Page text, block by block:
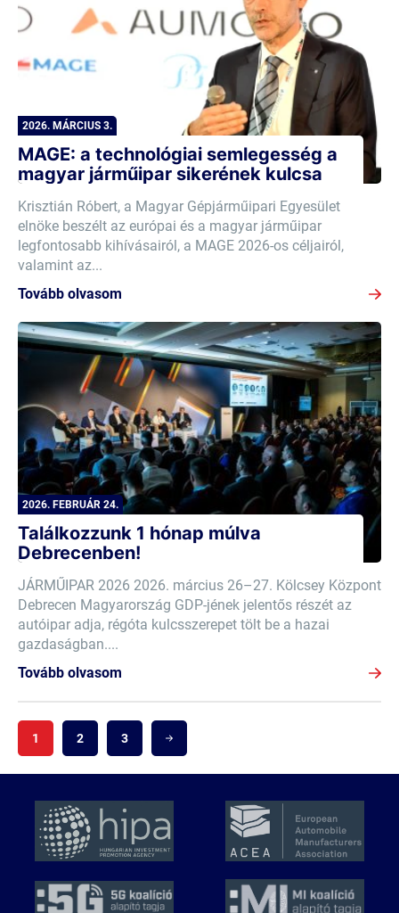
2026. MÁRCIUS 3.
MAGE: a technológiai semlegesség a
magyar járműipar sikerének kulcsa
Krisztián Róbert, a Magyar Gépjárműipari Egyesület
elnöke beszélt az európai és a magyar járműipar
legfontosabb kihívásairól, a MAGE 2026-os céljairól,
valamint az...
Tovább olvasom
2026. FEBRUÁR 24.
Találkozzunk 1 hónap múlva
Debrecenben!
JÁRMŰIPAR 2026 2026. március 26–27. Kölcsey Központ
Debrecen Magyarország GDP-jének jelentős részét az
autóipar adja, régóta kulcsszerepet tölt be a hazai
gazdaságban....
Tovább olvasom
1 2 3